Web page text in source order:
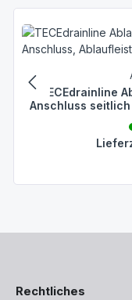
TECEdrainline
Anschluss
Rechtliches